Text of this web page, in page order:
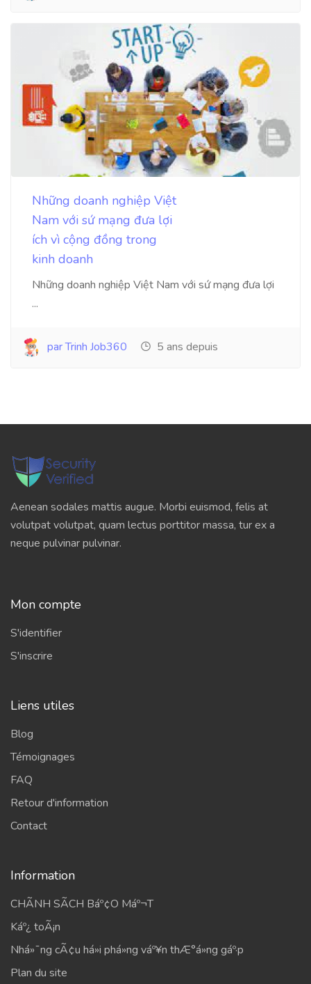
Những doanh nghiệp Việt
Nam với sứ mạng đưa lợi
ích vì cộng đồng trong
kinh doanh
Những doanh nghiệp Việt Nam với sứ mạng đưa lợi
...
par Trinh Job360 5 ans depuis
Aenean sodales mattis augue. Morbi euismod, felis at
volutpat volutpat, quam lectus porttitor massa, tur ex a
neque pulvinar pulvinar.
Mon compte
S'identifier
S'inscrire
Liens utiles
Blog
Témoignages
FAQ
Retour d'information
Contact
Information
CHÃNH SÃCH Báº¢O Máº¬T
Káº¿ toÃ¡n
Nhá»¯ng cÃ¢u há»i phá»ng váº¥n thÆ°á»ng gáº·p
Plan du site